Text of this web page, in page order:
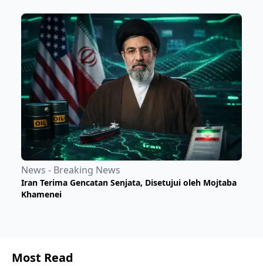
News - Breaking News
Iran Terima Gencatan Senjata, Disetujui oleh Mojtaba
Khamenei
Most Read